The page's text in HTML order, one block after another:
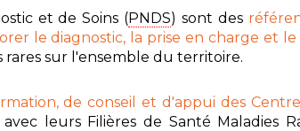
et de Soins (PNDS) sont des
le diagnostic, la prise en charge et le
rares sur l'ensemble du territoire.
de conseil et d'appui des
leurs Filières de Santé Maladies